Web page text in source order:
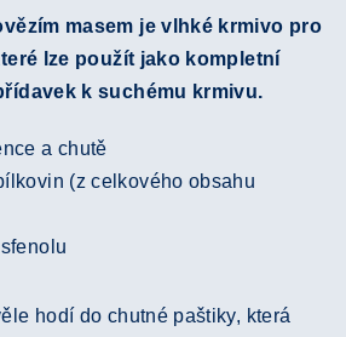
masem je vlhké krmivo pro
lze použít jako kompletní
k suchému krmivu.
a chutě
(z celkového obsahu
hodí do chutné paštiky, která